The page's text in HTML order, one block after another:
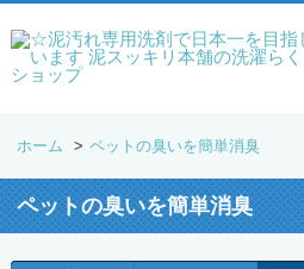
ホーム > ペットの臭いを簡単消臭
ペットの臭いを簡単消臭